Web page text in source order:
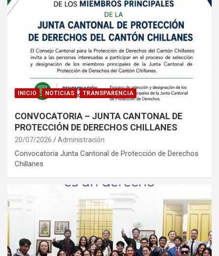
INICIO NOTICIAS TRANSPARENCIA
CONVOCATORIA – JUNTA CANTONAL DE
PROTECCIÓN DE DERECHOS CHILLANES
20/07/2026 Administración
Convocatoria Junta Cantonal de Protección de Derechos
Chillanes